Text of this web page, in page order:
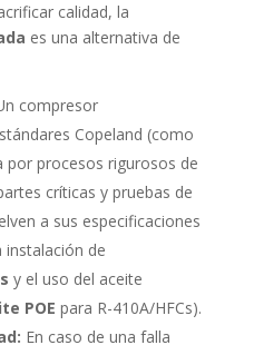
calidad, la
es una alternativa de
compresor
Copeland (como
procesos rigurosos de
críticas y pruebas de
a sus especificaciones
instalación de
y el uso del aceite
POE para R-410A/HFCs).
En caso de una falla